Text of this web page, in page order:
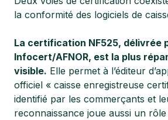
la conformité des logiciels de
La certification NF525, délivrée
Infocert/AFNOR, est la plus
visible. Elle permet à l’éditeur
officiel « caisse enregistreuse
identifié par les commerçants et
reconnaissance joue aussi un